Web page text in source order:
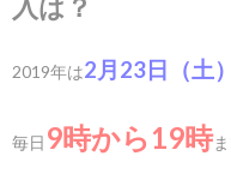
入は？
2019年は2月23日（土
毎日 9時から19時